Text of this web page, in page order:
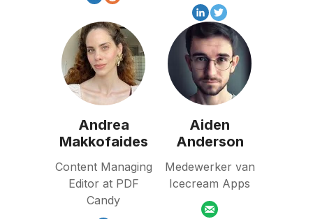
Andrea
Makkofaides
Content Managing
Editor at PDF
Candy
Aiden
Anderson
Medewerker van
Icecream Apps